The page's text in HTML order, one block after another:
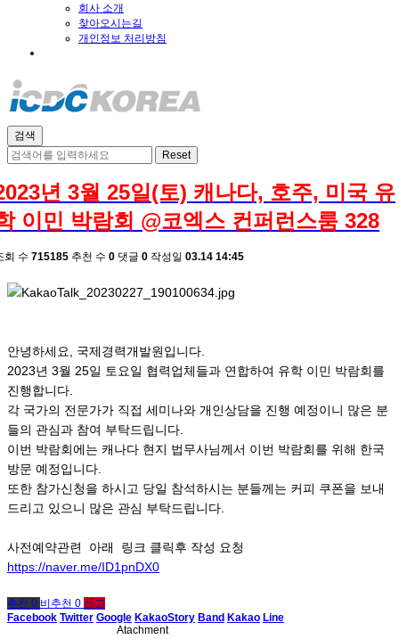
회사 소개
찾아오시는길
개인정보 처리방침
년 3월 25일(토) 캐나다, 호주, 미국 유
이민 박람회 @코엑스 컨퍼런스룸 328
회 수 715185 추천 수 0 댓글 0 작성일 03.14 14:45
안녕하세요, 국제경력개발원입니다.
2023년 3월 25일 토요일 협력업체들과 연합하여 유학 이민 박람회를
진행합니다.
각 국가의 전문가가 직접 세미나와 개인상담을 진행 예정이니 많은 분
들의 관심과 참여 부탁드립니다.
이번 박람회에는 캐나다 현지 법무사님께서 이번 박람회를 위해 한국
방문 예정입니다.
또한 참가신청을 하시고 당일 참석하시는 분들께는 커피 쿠폰을 보내
드리고 있으니 많은 관심 부탁드립니다.
사전예약관련 아래 링크 클릭후 작성 요청
https://naver.me/ID1pnDX0
추천 0 비추천 0 신고
Facebook Twitter Google KakaoStory Band Kakao Line
Atachment